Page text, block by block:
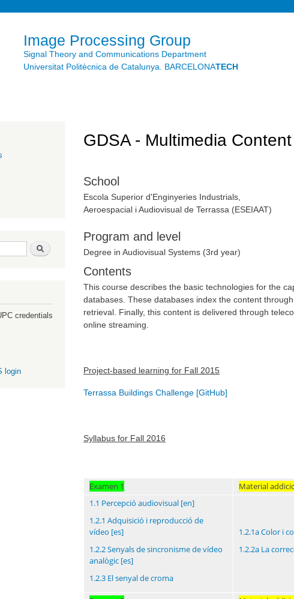
Image Processing Group
Signal Theory and Communications Department
Universitat Politècnica de Catalunya. BARCELONATECH
Search
credentials
login
GDSA - Multimedia
School
Escola Superior d'Enginyeries Industrials,
Aeroespacial i Audiovisual de Terrassa (ESEIAAT)
Program and level
Degree in Audiovisual Systems (3rd year)
Contents
This course describes the basic technologies for the
databases. These databases index the content
retrieval. Finally, this content is delivered through
online streaming.
Project-based learning for Fall 2015
Terrassa Buildings Challenge [GitHub]
Syllabus for Fall 2016
Examen 1
Material
1.1 Percepció audiovisual [en]
1.2.1 Adquisició i reproducció de
vídeo [es]
1.2.2 Senyals de sincronisme de vídeo
analògic [es]
1.2.3 El senyal de croma
1.2.1a Color i
1.2.2a La